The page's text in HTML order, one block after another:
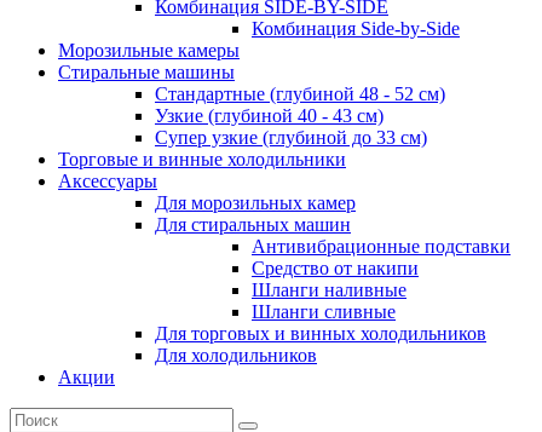
Комбинация SIDE-BY-SIDE
Комбинация Side-by-Side
Морозильные камеры
Стиральные машины
Стандартные (глубиной 48 - 52 см)
Узкие (глубиной 40 - 43 см)
Супер узкие (глубиной до 33 см)
Торговые и винные холодильники
Аксессуары
Для морозильных камер
Для стиральных машин
Антивибрационные подставки
Средство от накипи
Шланги наливные
Шланги сливные
Для торговых и винных холодильников
Для холодильников
Акции